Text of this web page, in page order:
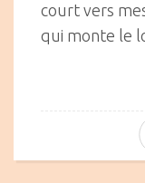
court vers
qui monte le